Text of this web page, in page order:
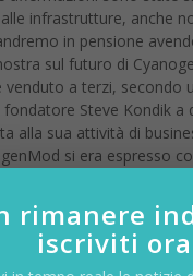
infrastrutture, anche
in pensione
sul futuro di
venduto a terzi, secondo
Steve Kondik a
alla sua attività di
si era espresso
e ricostruire la
di CyanogenMod
ad operare
ogni giorno”.
assicurato alla propria
rimanere
iscriviti ora